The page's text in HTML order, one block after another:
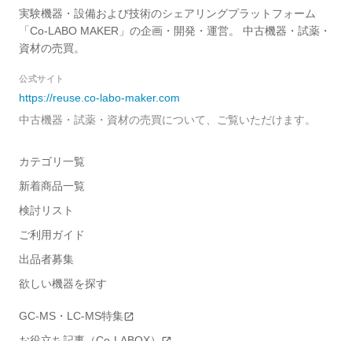
実験機器・設備および技術のシェアリングプラットフォーム
「Co-LABO MAKER」の企画・開発・運営。 中古機器・試薬・
資材の売買。
公式サイト
https://reuse.co-labo-maker.com
中古機器・試薬・資材の売買について、ご覧いただけます。
カテゴリ一覧
新着商品一覧
検討リスト
ご利用ガイド
出品者募集
欲しい機器を探す
GC-MS・LC-MS特集